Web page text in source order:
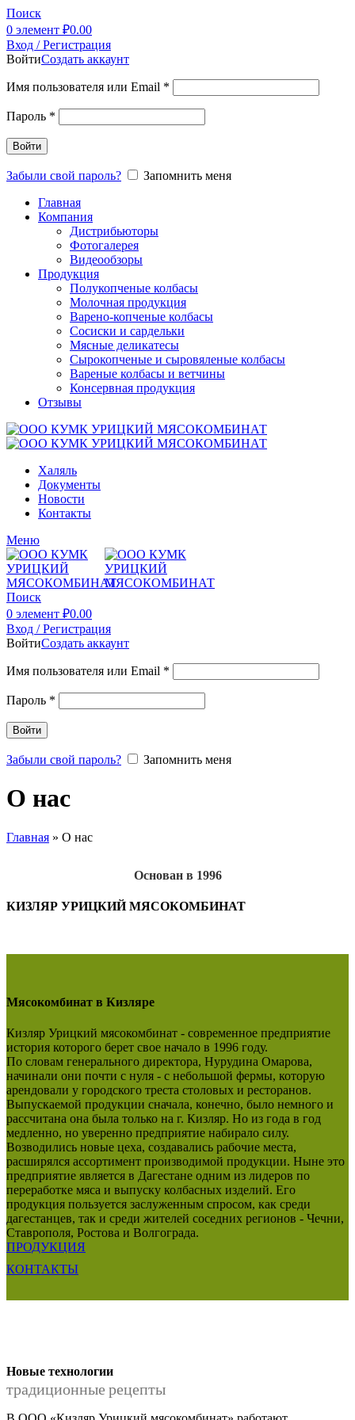
Поиск
0 элемент ₽0.00
Вход / Регистрация
ВойтиСоздать аккаунт
Имя пользователя или Email *
Пароль *
Войти
Забыли свой пароль?
Запомнить меня
Главная
Компания
Дистрибьюторы
Фотогалерея
Видеообзоры
Продукция
Полукопченые колбасы
Молочная продукция
Варено-копченые колбасы
Сосиски и сардельки
Мясные деликатесы
Сырокопченые и сыровяленые колбасы
Вареные колбасы и ветчины
Консервная продукция
Отзывы
Халяль
Документы
Новости
Контакты
Меню
Поиск
0 элемент ₽0.00
Вход / Регистрация
ВойтиСоздать аккаунт
Имя пользователя или Email *
Пароль *
Войти
Забыли свой пароль? Запомнить меня
О нас
Главная » О нас
Основан в 1996
КИЗЛЯР УРИЦКИЙ МЯСОКОМБИНАТ
Мясокомбинат в Кизляре
Кизляр Урицкий мясокомбинат - современное предприятие
история которого берет свое начало в 1996 году.
По словам генерального директора, Нурудина Омарова,
начинали они почти с нуля - с небольшой фермы, которую
арендовали у городского треста столовых и ресторанов.
Выпускаемой продукции сначала, конечно, было немного и
рассчитана она была только на г. Кизляр. Но из года в год
медленно, но уверенно предприятие набирало силу.
Возводились новые цеха, создавались рабочие места,
расширялся ассортимент производимой продукции. Ныне это
предприятие является в Дагестане одним из лидеров по
переработке мяса и выпуску колбасных изделий. Его
продукция пользуется заслуженным спросом, как среди
дагестанцев, так и среди жителей соседних регионов - Чечни,
Ставрополя, Ростова и Волгограда.
ПРОДУКЦИЯ
КОНТАКТЫ
Новые технологии
традиционные рецепты